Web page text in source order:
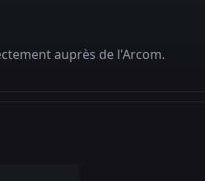
auprès de l'Arcom.